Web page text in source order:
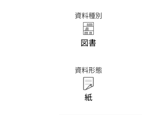
資料種別
図書
資料形態
紙